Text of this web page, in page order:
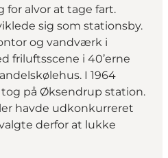
alvor at tage fart.
sig som stationsby.
og vandværk i
friluftsscene i 40’erne
I 1964
på Øksendrup station.
havde udkonkurreret
derfor at lukke